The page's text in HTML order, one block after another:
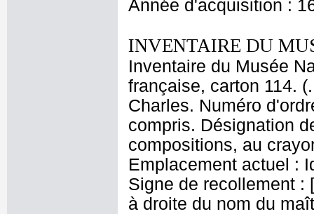
Année d'acquisition :
INVENTAIRE DU
Inventaire du Musée
française, carton 114.
Charles. Numéro
compris. Désignation
compositions, au
Emplacement actuel :
Signe de recollement :
à droite du nom du